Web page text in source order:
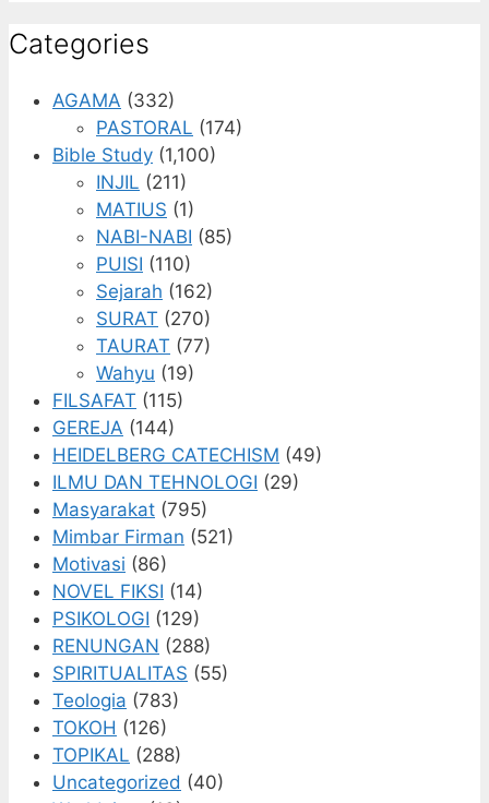
Categories
AGAMA (332)
PASTORAL (174)
Bible Study (1,100)
INJIL (211)
MATIUS (1)
NABI-NABI (85)
PUISI (110)
Sejarah (162)
SURAT (270)
TAURAT (77)
Wahyu (19)
FILSAFAT (115)
GEREJA (144)
HEIDELBERG CATECHISM (49)
ILMU DAN TEHNOLOGI (29)
Masyarakat (795)
Mimbar Firman (521)
Motivasi (86)
NOVEL FIKSI (14)
PSIKOLOGI (129)
RENUNGAN (288)
SPIRITUALITAS (55)
Teologia (783)
TOKOH (126)
TOPIKAL (288)
Uncategorized (40)